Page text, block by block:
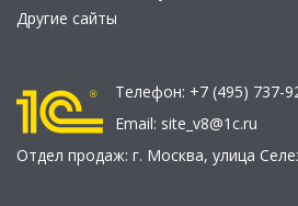
Другие сайты
Телефон: +7 (495) 737-
Email: site_v8@1c.ru
Отдел продаж: г. Москва, улица